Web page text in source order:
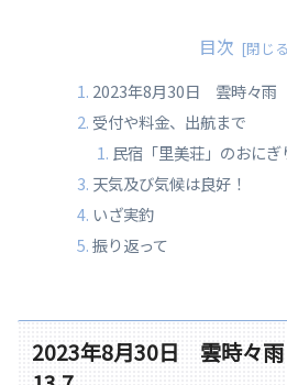
目次
2023年8月30日 雲時々
受付や料金、出航まで
民宿「里美荘」のおにぎ
天気及び気候は良好！
いざ実釣
振り返って
2023年8月30日 雲時々